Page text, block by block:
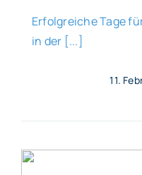
Erfolgreiche Tage
in der [...]
11.